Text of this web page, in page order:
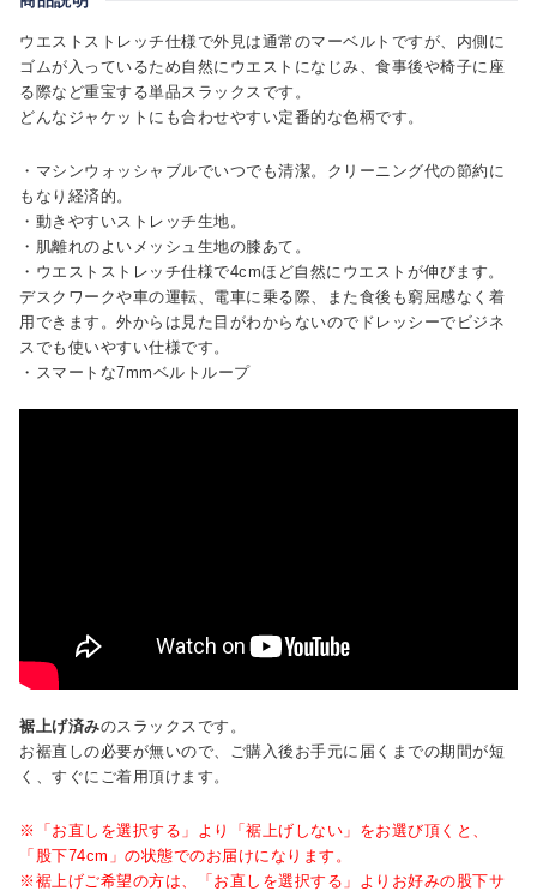
ウエストストレッチ仕様で外見は通常のマーベルトですが、内側に
ゴムが入っているため自然にウエストになじみ、食事後や椅子に座
る際など重宝する単品スラックスです。
どんなジャケットにも合わせやすい定番的な色柄です。
・マシンウォッシャブルでいつでも清潔。クリーニング代の節約に
もなり経済的。
・動きやすいストレッチ生地。
・肌離れのよいメッシュ生地の膝あて。
・ウエストストレッチ仕様で4cmほど自然にウエストが伸びます。
デスクワークや車の運転、電車に乗る際、また食後も窮屈感なく着
用できます。外からは見た目がわからないのでドレッシーでビジネ
スでも使いやすい仕様です。
・スマートな7mmベルトループ
裾上げ済みのスラックスです。
お裾直しの必要が無いので、ご購入後お手元に届くまでの期間が短
く、すぐにご着用頂けます。
※「お直しを選択する」より「裾上げしない」をお選び頂くと、
「股下74cm」の状態でのお届けになります。
※裾上げご希望の方は、「お直しを選択する」よりお好みの股下サ